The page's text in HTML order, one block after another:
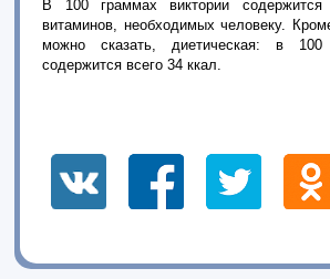
В 100 граммах виктории содержится
витаминов, необходимых человеку.
можно сказать, диетическая: в
содержится всего 34 ккал.